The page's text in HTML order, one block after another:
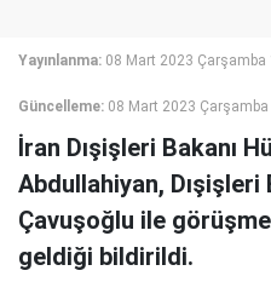
Yayınlanma: 08 Mart 2023 Çarşamba
Güncelleme: 08 Mart 2023
İran Dışişleri Bakanı
Abdullahiyan, Dışişleri
Çavuşoğlu ile
geldiği bildirildi.